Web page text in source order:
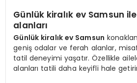
Günlük kiralık ev Samsun
alanları
Günlük kiralık ev Samsun
geniş odalar ve ferah alanlar,
tatil deneyimi yaşatır. Özellikle
alanları tatili daha keyifli hale